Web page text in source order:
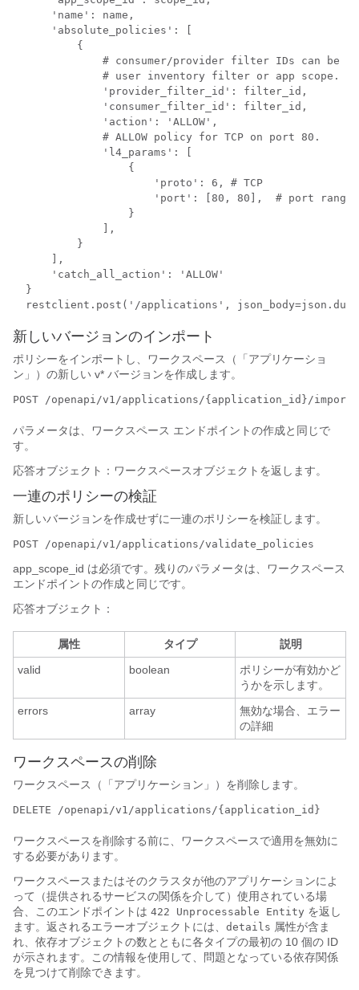
      'name': name,
      'absolute_policies': [
          {
              'provider_filter_id': filter_id,
              'consumer_filter_id': filter_id,
              'action': 'ALLOW',
              'l4_params': [
                  {
                      'proto': 6, # TCP
                      'port': [80, 80],  # port range
                  }
              ],
          }
      ],
      'catch_all_action': 'ALLOW'
  }
新しいバージョンのインポート
ポリシーをインポートし、ワークスペース（「アプリケーショ
ン」）の新しい v* バージョンを作成します。
POST /openapi/v1/applications/{application_id}/import
パラメータは、ワークスペース エンドポイントの作成と同じで
す。
応答オブジェクト：ワークスペースオブジェクトを返します。
一連のポリシーの検証
新しいバージョンを作成せずに一連のポリシーを検証します。
POST /openapi/v1/applications/validate_policies
app_scope_id は必須です。 残りのパラメータは、ワークスペース
エンドポイントの作成と同じです。
応答オブジェクト：
属性 タイプ
説明
valid
boolean
ポリシーが有効かど
うかを示します。
errors
array
無効な場合、エラー
の詳細
ワークスペースの削除
ワークスペース（「アプリケーション」）を削除します。
DELETE /openapi/v1/applications/{application_id}
ワークスペースを削除する前に、ワークスペースで適用を無効に
する必要があります。
ワークスペースまたはそのクラスタが他のアプリケーションによ
って（提供されるサービスの関係を介して）使用されている場
合、このエンドポイントは 422 Unprocessable Entity を返し
ます。返されるエラーオブジェクトには、 details 属性が含ま
れ、依存オブジェクトの数とともに各タイプの最初の 10 個の ID
が示されます。この情報を使用して、問題となっている依存関係
を見つけて削除できます。